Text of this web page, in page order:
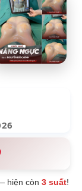
hiện còn3 suất!